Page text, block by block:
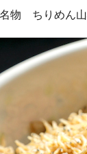
物 ちりめん